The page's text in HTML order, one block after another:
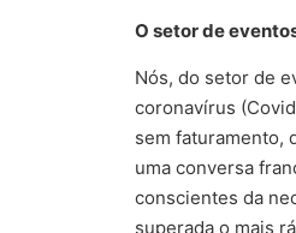
O setor de
Nós, do setor de
coronavírus
sem faturamento,
uma conversa
conscientes da
superada o mais